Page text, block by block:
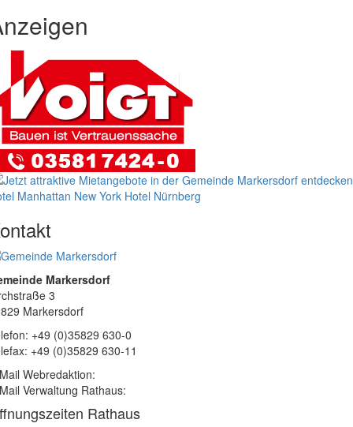
Manhattan New York Hotel Nürnberg
Markersdorf
3
Markersdorf
+49 (0)35829 630-0
+49 (0)35829 630-11
Webredaktion:
Verwaltung Rathaus:
Rathaus